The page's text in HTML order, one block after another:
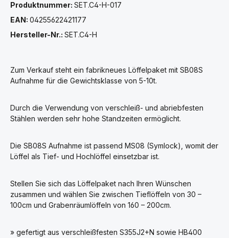
Produktnummer: SET.C4-H-017
EAN: 04255622421177
Hersteller-Nr.: SET.C4-H
Zum Verkauf steht ein fabrikneues Löffelpaket mit SB08S
Aufnahme für die Gewichtsklasse von 5-10t.
Durch die Verwendung von verschleiß- und abriebfesten
Stählen werden sehr hohe Standzeiten ermöglicht.
Die SB08S Aufnahme ist passend MS08 (Symlock), womit der
Löffel als Tief- und Hochlöffel einsetzbar ist.
Stellen Sie sich das Löffelpaket nach Ihren Wünschen
zusammen und wählen Sie zwischen Tieflöffeln von 30 –
100cm und Grabenräumlöffeln von 160 – 200cm.
» gefertigt aus verschleißfesten S355J2+N sowie HB400